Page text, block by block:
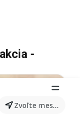
Zvoľte mesto
-